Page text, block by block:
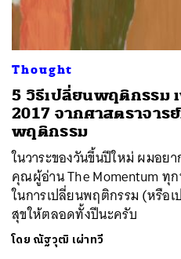
Thought
5 วิธีเปลี่ยนพฤติกรรม
2017 จากศาสตราจาร
พฤติกรรม
ในวาระของวันขึ้นปีใหม่ ผมอย
คุณผู้อ่าน The Momentum ทุ
ในการเปลี่ยนพฤติกรรม (หรือ
สุขให้ตลอดทั้งปีนะครับ
โดย ณัฐวุฒิ เผ่าทวี